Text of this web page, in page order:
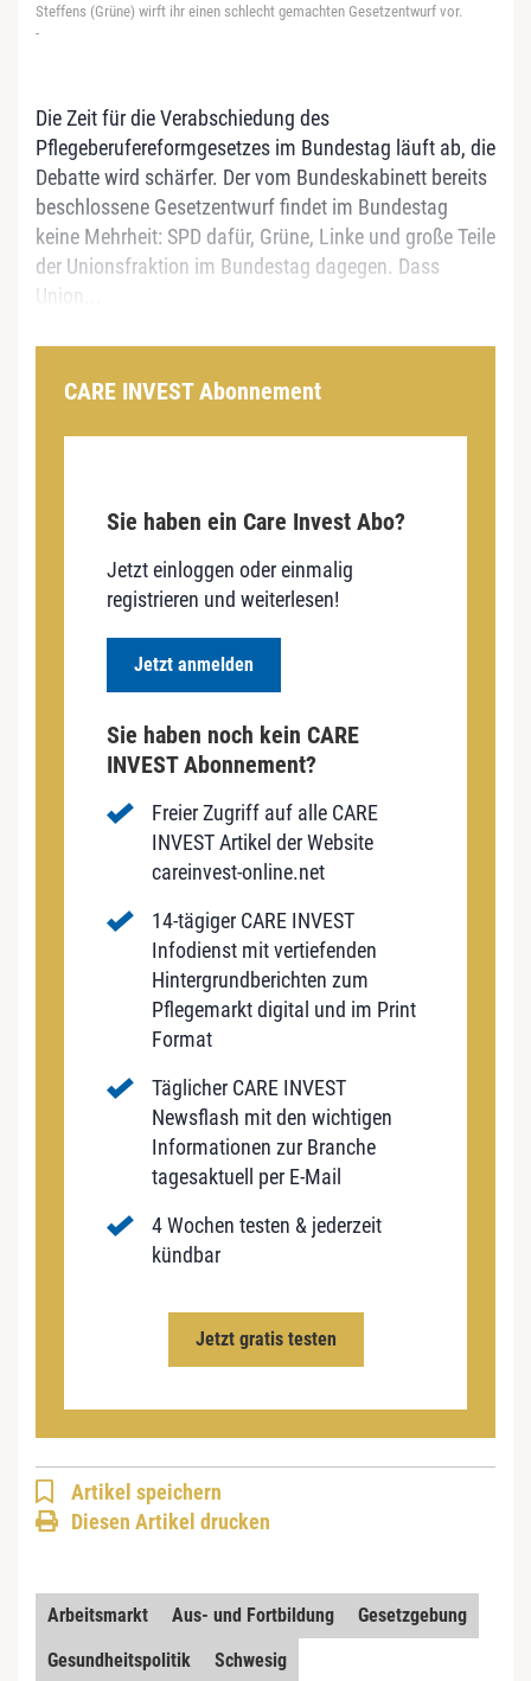
Steffens (Grüne) wirft ihr einen schlecht gemachten Gesetzentwurf vor.
-
Die Zeit für die Verabschiedung des
Pflegeberufereformgesetzes im Bundestag läuft ab, die
Debatte wird schärfer. Der vom Bundeskabinett bereits
beschlossene Gesetzentwurf findet im Bundestag
keine Mehrheit: SPD dafür, Grüne, Linke und große Teile
der Unionsfraktion im Bundestag dagegen. Dass
Union...
CARE INVEST Abonnement
Sie haben ein Care Invest Abo?
Jetzt einloggen oder einmalig
registrieren und weiterlesen!
Jetzt anmelden
Sie haben noch kein CARE
INVEST Abonnement?
Freier Zugriff auf alle CARE
INVEST Artikel der Website
careinvest-online.net
14-tägiger CARE INVEST
Infodienst mit vertiefenden
Hintergrundberichten zum
Pflegemarkt digital und im Print
Format
Täglicher CARE INVEST
Newsflash mit den wichtigen
Informationen zur Branche
tagesaktuell per E-Mail
4 Wochen testen & jederzeit
kündbar
Jetzt gratis testen
Artikel speichern
Diesen Artikel drucken
Arbeitsmarkt Aus- und Fortbildung
Gesetzgebung
Gesundheitspolitik
Schwesig